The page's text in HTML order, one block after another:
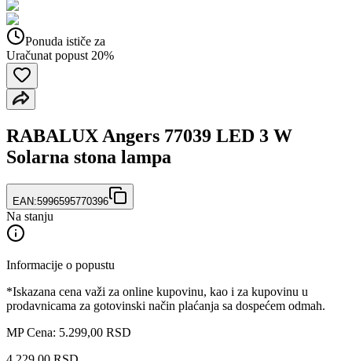
Ponuda ističe za
Uračunat popust 20%
RABALUX Angers 77039 LED 3 W
Solarna stona lampa
EAN:5996595770396
Na stanju
Informacije o popustu
*Iskazana cena važi za online kupovinu, kao i za kupovinu u
prodavnicama za gotovinski način plaćanja sa dospećem odmah.
MP Cena: 5.299,00 RSD